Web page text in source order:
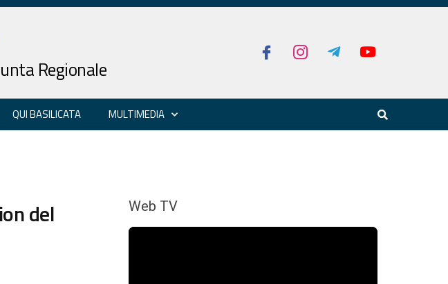
Regionale
QUI BASILICATA MULTIMEDIA
del
Web TV